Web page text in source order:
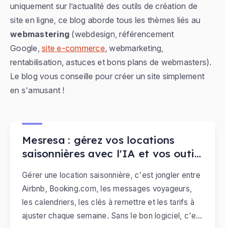
uniquement sur l’actualité des outils de création de
site en ligne, ce blog aborde tous les thèmes liés au
webmastering (webdesign, référencement
Google, site e-commerce , webmarketing,
rentabilisation, astuces et bons plans de webmasters).
Le blog vous conseille pour créer un site simplement
en s'amusant !
Mesresa : gérez vos locations
saisonnières avec l'IA et vos outils
Gérer une location saisonnière, c'est jongler entre
Airbnb, Booking.com, les messages voyageurs,
les calendriers, les clés à remettre et les tarifs à
ajuster chaque semaine. Sans le bon logiciel, c'est